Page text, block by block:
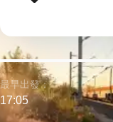
最早出發：
17:05